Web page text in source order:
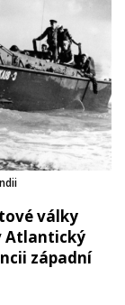
války
Atlantický
západní